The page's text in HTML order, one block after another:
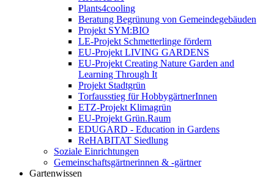
Plants4cooling
Beratung Begrünung von Gemeindegebäuden
Projekt SYM:BIO
LE-Projekt Schmetterlinge fördern
EU-Projekt LIVING GARDENS
EU-Projekt Creating Nature Garden and
Learning Through It
Projekt Stadtgrün
Torfausstieg für HobbygärtnerInnen
ETZ-Projekt Klimagrün
EU-Projekt Grün.Raum
EDUGARD - Education in Gardens
ReHABITAT Siedlung
Soziale Einrichtungen
Gemeinschaftsgärtnerinnen & -gärtner
Gartenwissen